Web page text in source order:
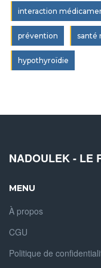
interaction
prévention santé
hypothyroïdie
NADOULEK - LE
MENU
À propos
CGU
Politique de